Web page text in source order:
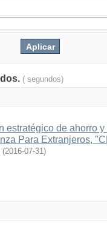
( segundos)
estratégico de ahorro
Para Extranjeros,
(2016-07-31)